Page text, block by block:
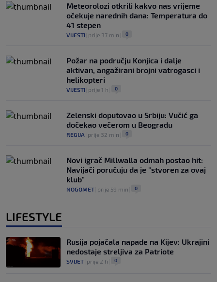
Meteorolozi otkrili kakvo nas vrijeme
očekuje narednih dana: Temperatura do
41 stepen
VIJESTI prije 37 min 0
Požar na području Konjica i dalje
aktivan, angažirani brojni vatrogasci i
helikopteri
VIJESTI prije 1 h 0
Zelenski doputovao u Srbiju: Vučić ga
dočekao večerom u Beogradu
REGIJA prije 32 min 0
Novi igrač Millwalla odmah postao hit:
Navijači poručuju da je "stvoren za ovaj
klub"
NOGOMET prije 59 min 0
LIFESTYLE
Rusija pojačala napade na Kijev: Ukrajini
nedostaje streljiva za Patriote
SVIJET prije 2 h 0